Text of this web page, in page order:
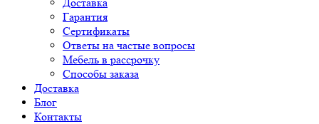
Гарантия
Сертификаты
Ответы на частые вопросы
Мебель в рассрочку
Способы заказа
Доставка
Блог
Контакты